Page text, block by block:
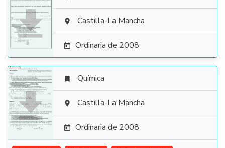
  Castilla-La Mancha
 Ordinaria de 2008

 Química
 Castilla-La Mancha
 Ordinaria de 2008